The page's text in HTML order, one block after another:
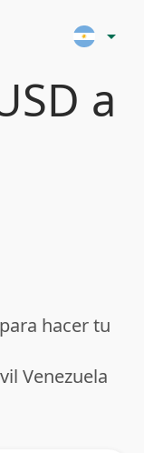
arrow_drop_down
a
hacer tu
Venezuela